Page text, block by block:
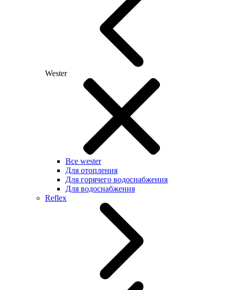
Wester
Все wester
Для отопления
Для горячего водоснабжения
Для водоснабжения
Reflex